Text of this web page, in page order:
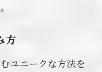
ー
作り
方
ユニークな方法を